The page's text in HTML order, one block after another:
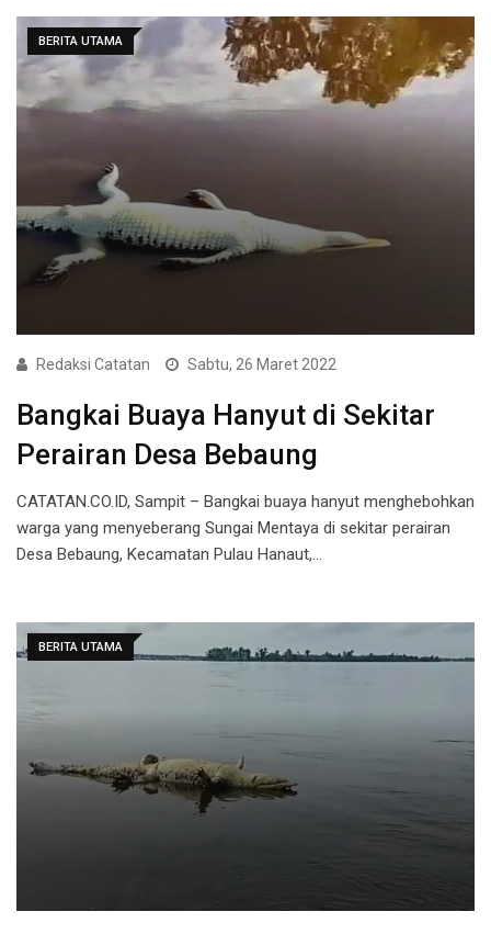
BERITA UTAMA
Redaksi Catatan Sabtu, 26 Maret 2022
Bangkai Buaya Hanyut di Sekitar
Perairan Desa Bebaung
CATATAN.CO.ID, Sampit – Bangkai buaya hanyut menghebohkan
warga yang menyeberang Sungai Mentaya di sekitar perairan
Desa Bebaung, Kecamatan Pulau Hanaut,…
BERITA UTAMA